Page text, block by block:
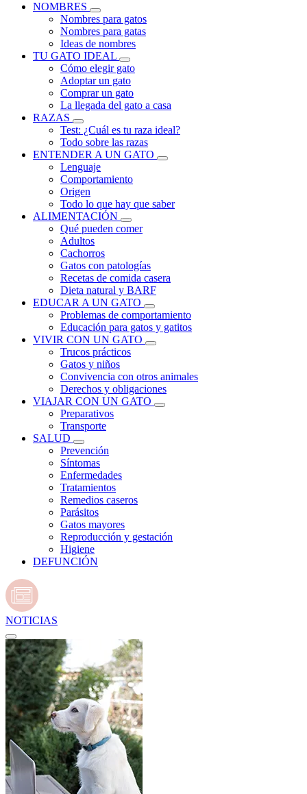
NOMBRES
Nombres para gatos
Nombres para gatas
Ideas de nombres
TU GATO IDEAL
Cómo elegir gato
Adoptar un gato
Comprar un gato
La llegada del gato a casa
RAZAS
Test: ¿Cuál es tu raza ideal?
Todo sobre las razas
ENTENDER A UN GATO
Lenguaje
Comportamiento
Origen
Todo lo que hay que saber
ALIMENTACIÓN
Qué pueden comer
Adultos
Cachorros
Gatos con patologías
Recetas de comida casera
Dieta natural y BARF
EDUCAR A UN GATO
Problemas de comportamiento
Educación para gatos y gatitos
VIVIR CON UN GATO
Trucos prácticos
Gatos y niños
Convivencia con otros animales
Derechos y obligaciones
VIAJAR CON UN GATO
Preparativos
Transporte
SALUD
Prevención
Síntomas
Enfermedades
Tratamientos
Remedios caseros
Parásitos
Gatos mayores
Reproducción y gestación
Higiene
DEFUNCIÓN
NOTICIAS